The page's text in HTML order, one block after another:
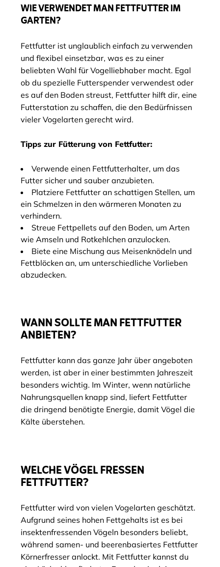
WIE VERWENDET MAN FETTFUTTER IM
GARTEN?
Fettfutter ist unglaublich einfach zu verwenden
und flexibel einsetzbar, was es zu einer
beliebten Wahl für Vogelliebhaber macht. Egal
ob du spezielle Futterspender verwendest oder
es auf den Boden streust, Fettfutter hilft dir, eine
Futterstation zu schaffen, die den Bedürfnissen
vieler Vogelarten gerecht wird.
Tipps zur Fütterung von Fettfutter:
Verwende einen Fettfutterhalter, um das
Futter sicher und sauber anzubieten.
Platziere Fettfutter an schattigen Stellen, um
ein Schmelzen in den wärmeren Monaten zu
verhindern.
Streue Fettpellets auf den Boden, um Arten
wie Amseln und Rotkehlchen anzulocken.
Biete eine Mischung aus Meisenknödeln und
Fettblöcken an, um unterschiedliche Vorlieben
abzudecken.
WANN SOLLTE MAN FETTFUTTER
ANBIETEN?
Fettfutter kann das ganze Jahr über angeboten
werden, ist aber in einer bestimmten Jahreszeit
besonders wichtig. Im Winter, wenn natürliche
Nahrungsquellen knapp sind, liefert Fettfutter
die dringend benötigte Energie, damit Vögel die
Kälte überstehen.
WELCHE VÖGEL FRESSEN
FETTFUTTER?
Fettfutter wird von vielen Vogelarten geschätzt.
Aufgrund seines hohen Fettgehalts ist es bei
insektenfressenden Vögeln besonders beliebt,
während samen- und beerenbasiertes Fettfutter
Körnerfresser anlockt. Mit Fettfutter kannst du